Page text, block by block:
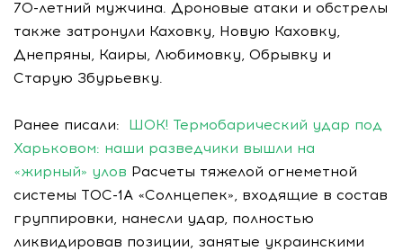
70-летний мужчина. Дроновые атаки и обстрелы
также затронули Каховку, Новую Каховку,
Днепряны, Каиры, Любимовку, Обрывку и
Старую Збурьевку.
Ранее писали: ШОК! Термобарический удар под
Харьковом: наши разведчики вышли на
«жирный» улов Расчеты тяжелой огнеметной
системы ТОС-1А «Солнцепек», входящие в состав
группировки, нанесли удар, полностью
ликвидировав позиции, занятые украинскими